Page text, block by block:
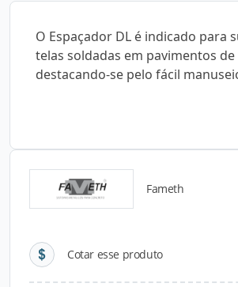
O Espaçador DL é indicado para
telas soldadas em pavimentos
destacando-se pelo fácil
Fameth
Cotar esse produto
Detalhes do
Descrição do Produto